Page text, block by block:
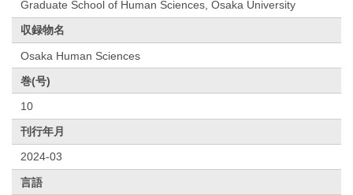
Graduate School of Human Sciences, Osaka University
収録物名
Osaka Human Sciences
巻(号)
10
刊行年月
2024-03
言語